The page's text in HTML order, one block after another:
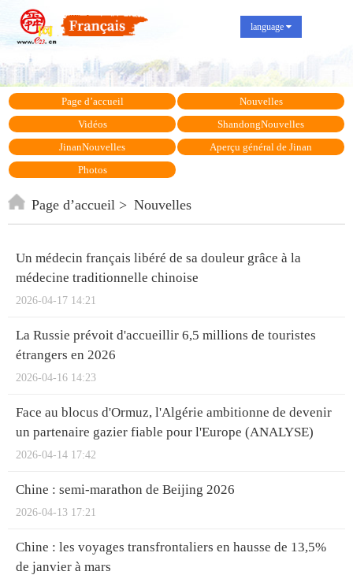
language
Page d’accueil
Nouvelles
Vidéos
ShandongNouvelles
JinanNouvelles
Aperçu général de Jinan
Photos
Page d’accueil Nouvelles
Un médecin français libéré de sa douleur grâce à la
médecine traditionnelle chinoise
2026-04-17 14:21
La Russie prévoit d'accueillir 6,5 millions de touristes
étrangers en 2026
2026-04-16 14:23
Face au blocus d'Ormuz, l'Algérie ambitionne de devenir
un partenaire gazier fiable pour l'Europe (ANALYSE)
2026-04-14 17:42
Chine : semi-marathon de Beijing 2026
2026-04-13 17:21
Chine : les voyages transfrontaliers en hausse de 13,5%
de janvier à mars